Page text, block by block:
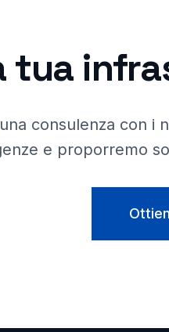
tua
consulenza con i
e proporremo